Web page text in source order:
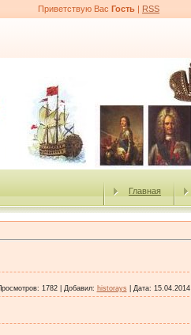
Приветствую Вас Гость | RSS
Главная
1782 Добавил: historays Дата: 15.04.2014